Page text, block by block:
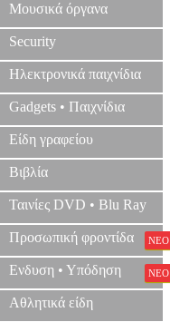
Μουσικά όργανα
Security
Ηλεκτρονικά παιχνίδια
Gadgets • Παιχνίδια
Είδη γραφείου
Βιβλία
Ταινίες DVD • Blu Ray
Προσωπική φροντίδα ΝΕΟ
Ενδυση • Υπόδηση ΝΕΟ
Αθλητικά είδη